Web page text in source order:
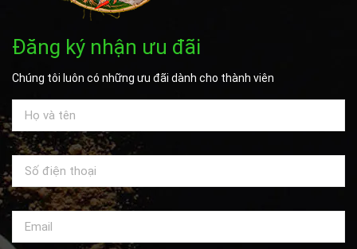
Đăng ký nhận ưu đãi
Chúng tôi luôn có những ưu đãi dành cho thành viên